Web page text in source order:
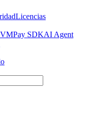
Licencias
Pay SDKAI Agent